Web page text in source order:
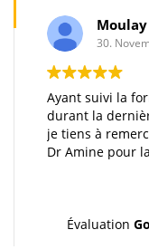
30.
Ayant suivi la
durant la
je tiens à
Dr Amine pour
très bonne
Évaluation